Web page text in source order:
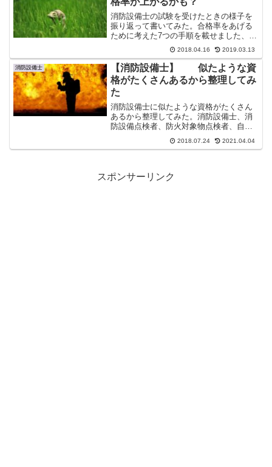
消防設備士の試験を受けたときの様子を
振り返って書いてみた。合格率をあげる
ために考えた7つの手順を載せました、で
も1番大事なことは見直しです。特に消防
設備士の試験に関しては顕著です。
2018.04.16 2019.03.13
消防設備士
【消防設備士】 似たような資
格がたくさんあるから整理してみ
た
消防設備士に似たような資格がたくさん
あるから整理してみた。消防設備士、消
防設備点検者、防火対象物点検者、自衛
消防技術試験、自衛消防業務講
習・・・ この他にもまだありそうです
2018.07.24 2021.04.04
スポンサーリンク